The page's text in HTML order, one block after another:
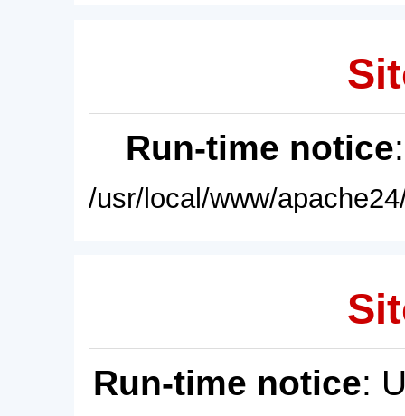
Run-time notice
/usr/local/www/
Run-time notice: